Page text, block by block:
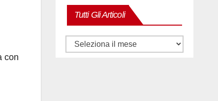
con
Tutti Gli Articoli
Tutti